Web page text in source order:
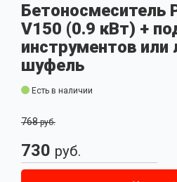
Бетоносмеситель
V150 (0.9 кВт) +
инструментов или
шуфель
Есть в наличии
768руб.
730 руб.